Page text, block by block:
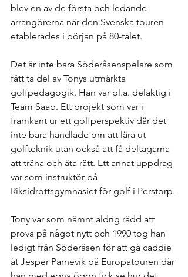
blev en av de första och ledande
arrangörerna när den Svenska touren
etablerades i början på 80-talet.
Det är inte bara Söderåsenspelare som
fått ta del av Tonys utmärkta
golfpedagogik. Han var bl.a. delaktig i
Team Saab. Ett projekt som var i
framkant ur ett golfperspektiv där det
inte bara handlade om att lära ut
golfteknik utan också att få deltagarna
att träna och äta rätt. Ett annat uppdrag
var som instruktör på
Riksidrottsgymnasiet för golf i Perstorp.
Tony var som nämnt aldrig rädd att
prova på något nytt och 1990 tog han
ledigt från Söderåsen för att gå caddie
åt Jesper Parnevik på Europatouren där